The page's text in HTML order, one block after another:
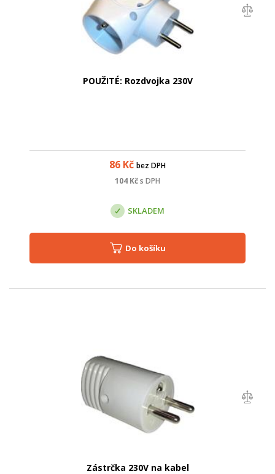
POUŽITÉ: Rozdvojka 230V
86 Kč bez DPH
104 Kčs DPH
SKLADEM
Do košíku
Zástrčka 230V na kabel